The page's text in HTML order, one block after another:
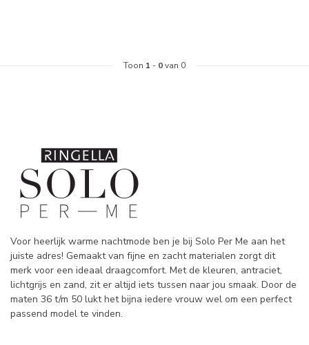
Toon 1 - 0van 0
Voor heerlijk warme nachtmode ben je bij Solo Per Me aan het
juiste adres! Gemaakt van fijne en zacht materialen zorgt dit
merk voor een ideaal draagcomfort. Met de kleuren, antraciet,
lichtgrijs en zand, zit er altijd iets tussen naar jou smaak. Door de
maten 36 t/m 50 lukt het bijna iedere vrouw wel om een perfect
passend model te vinden.